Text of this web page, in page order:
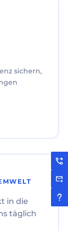
sichern,
in die
täglich